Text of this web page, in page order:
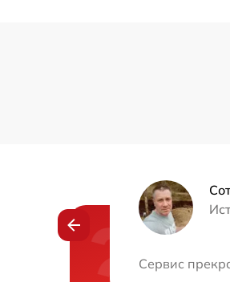
Сервис
Нужна